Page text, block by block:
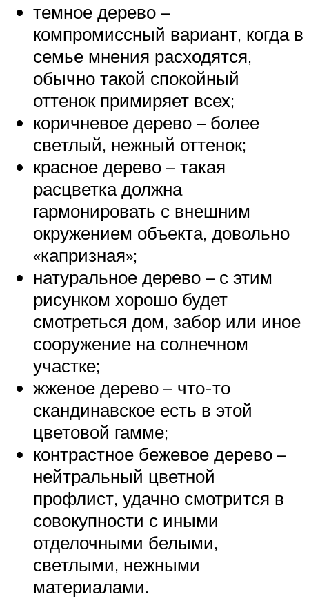
темное дерево –
компромиссный вариант, когда в
семье мнения расходятся,
обычно такой спокойный
оттенок примиряет всех;
коричневое дерево – более
светлый, нежный оттенок;
красное дерево – такая
расцветка должна
гармонировать с внешним
окружением объекта, довольно
«капризная»;
натуральное дерево – с этим
рисунком хорошо будет
смотреться дом, забор или иное
сооружение на солнечном
участке;
жженое дерево – что-то
скандинавское есть в этой
цветовой гамме;
контрастное бежевое дерево –
нейтральный цветной
профлист, удачно смотрится в
совокупности с иными
отделочными белыми,
светлыми, нежными
материалами.